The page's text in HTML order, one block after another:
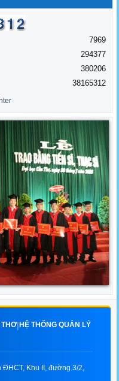
7969
294377
380206
38165312
|HỆ THỐNG QUẢN LÝ
Khu II, đường 3/2,